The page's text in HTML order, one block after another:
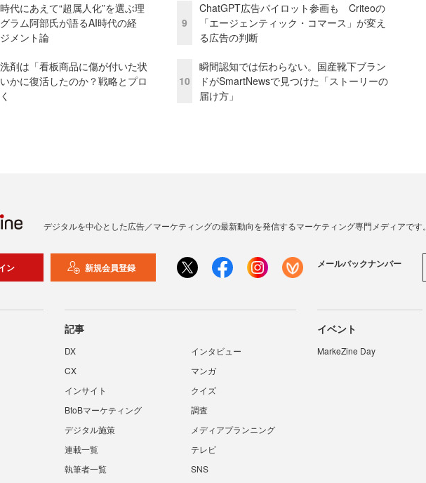
代にあえて“超属人化”を選ぶ理
ラム阿部氏が語るAI時代の経
メント論
剤は「看板商品に傷が付いた状
かに復活したのか？戦略とプロ
9
ChatGPT広告パイロット参画も Criteoの
「エージェンティック・コマース」が変え
る広告の判断
10
瞬間認知では伝わらない。国産靴下ブラン
ドがSmartNewsで見つけた「ストーリーの
届け方」
デジタルを中心とした広告／マーケティングの最新動向を発信するマーケティング専門メディアです。
ン 新規会員登録 メールバックナンバー
記事
DX
インタビュー
CX
マンガ
インサイト
クイズ
BtoBマーケティング
調査
デジタル施策
メディアプランニング
連載一覧
テレビ
執筆者一覧
SNS
イベント
MarkeZine Day